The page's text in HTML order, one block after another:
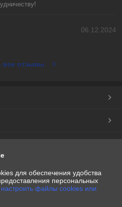
06.12.2024
все отзывы
для обеспечения удобства
персональных
файлы cookies или